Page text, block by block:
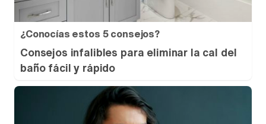
¿Conocías estos 5 consejos?
Consejos infalibles para eliminar la cal del
baño fácil y rápido